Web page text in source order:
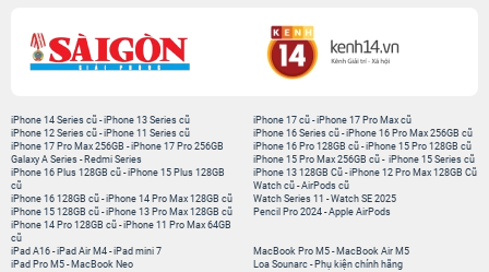
iPhone 14 Series cũ -iPhone 13 Series cũ
iPhone 12 Series cũ -iPhone 11 Series cũ
iPhone 17 Pro Max 256GB -iPhone 17 Pro 256GB
Galaxy A Series - Redmi Series
iPhone 17 cũ-iPhone 17 Pro Max cũ
iPhone 16 Series cũ- iPhone 16 Pro Max 256GB cũ
iPhone 16 Pro 128GB cũ-iPhone 15 Pro 128GB cũ
iPhone 15 Pro Max 256GB cũ- iPhone 15 Series cũ
iPhone 16 Plus 128GB cũ -iPhone 15 Plus 128GB
cũ
iPhone 16 128GB cũ -iPhone 14 Pro Max 128GB cũ
iPhone 15 128GB cũ -iPhone 13 Pro Max 128GB cũ
iPhone 14 Pro 128GB cũ -iPhone 11 Pro Max 64GB
cũ
iPhone 13 128GB Cũ-iPhone 12 Pro Max 128GB Cũ
Watch cũ-AirPods cũ
Watch Series 11 -Watch SE 2025
Pencil Pro 2024-Apple AirPods
iPad A16 -iPad Air M4 -iPad mini 7
iPad Pro M5 - MacBook Neo
MacBook Pro M5- MacBook Air M5
Loa Sounarc- Phụ kiện chính hãng